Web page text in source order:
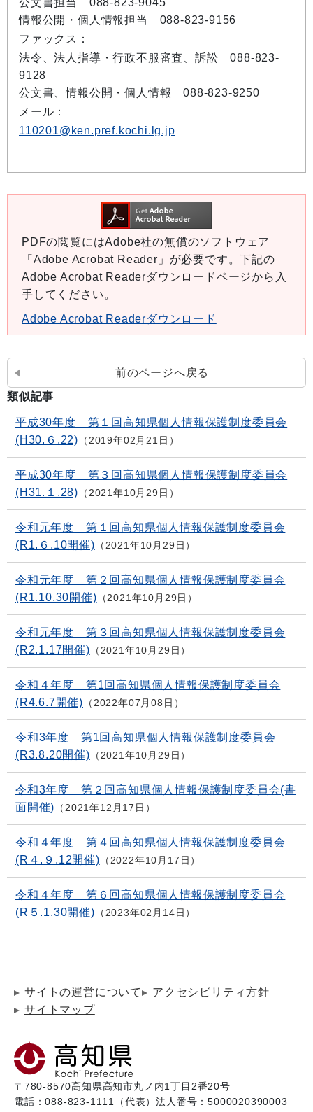
公文書担当 088-823-9045
情報公開・個人情報担当 088-823-9156
ファックス：
法令、法人指導・行政不服審査、訴訟 088-823-
9128
公文書、情報公開・個人情報 088-823-9250
メール：
110201@ken.pref.kochi.lg.jp
PDFの閲覧にはAdobe社の無償のソフトウェア
「Adobe Acrobat Reader」が必要です。下記の
Adobe Acrobat Readerダウンロードページから入
手してください。
Adobe Acrobat Readerダウンロード
前のページへ戻る
類似記事
平成30年度 第１回高知県個人情報保護制度委員会
(H30.６.22)
2019年02月21日
平成30年度 第３回高知県個人情報保護制度委員会
(H31.１.28)
2021年10月29日
令和元年度 第１回高知県個人情報保護制度委員会
(R1.６.10開催)
2021年10月29日
令和元年度 第２回高知県個人情報保護制度委員会
(R1.10.30開催)
2021年10月29日
令和元年度 第３回高知県個人情報保護制度委員会
(R2.1.17開催)
2021年10月29日
令和４年度 第1回高知県個人情報保護制度委員会
(R4.6.7開催)
2022年07月08日
令和3年度 第1回高知県個人情報保護制度委員会
(R3.8.20開催)
2021年10月29日
令和3年度 第２回高知県個人情報保護制度委員会(書
面開催)
2021年12月17日
令和４年度 第４回高知県個人情報保護制度委員会
(R４.９.12開催)
2022年10月17日
令和４年度 第６回高知県個人情報保護制度委員会
(R５.1.30開催)
2023年02月14日
サイトの運営について
アクセシビリティ方針
サイトマップ
〒780-8570高知県高知市丸ノ内1丁目2番20号
電話：088-823-1111（代表）法人番号：5000020390003